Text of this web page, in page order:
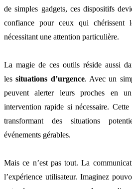
de simples gadgets, ces dispositifs
confiance pour ceux qui chérissent
nécessitant une attention particulière.
La magie de ces outils réside aussi
lessituations d’urgence. Avec un
peuvent alerter leurs proches en
intervention rapide si nécessaire.
transformant des situations
événements gérables.
Mais ce n’est pas tout. La
l’expérience utilisateur. Imaginez